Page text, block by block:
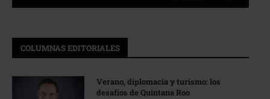
COLUMNAS EDITORIALES
Verano, diplomacia y turismo: los
desafíos de Quintana Roo